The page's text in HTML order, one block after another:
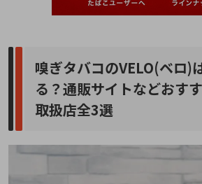
嗅ぎタバコのVELO(ベロ)
る？通販サイトなどおす
取扱店全3選